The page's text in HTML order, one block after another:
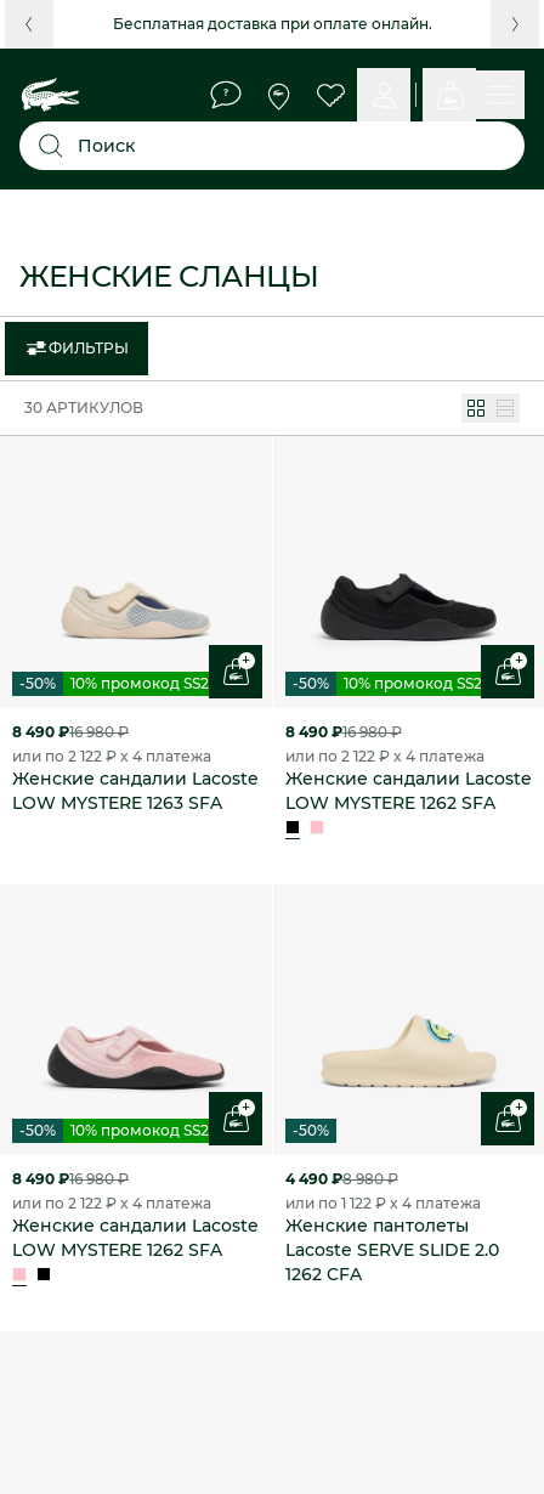
Бесплатная доставка при оплате онлайн.
Поиск
ЖЕНСКИЕ СЛАНЦЫ
ФИЛЬТРЫ
30 АРТИКУЛОВ
-50% 10% промокод SS26
+
8 490 ₽16 980 ₽
или по 2 122 ₽ x 4 платежа
Женские сандалии Lacoste
LOW MYSTERE 1263 SFA
-50% 10% промокод SS26
+
8 490 ₽16 980 ₽
или по 2 122 ₽ x 4 платежа
Женские сандалии Lacoste
LOW MYSTERE 1262 SFA
-50% 10% промокод SS26
+
8 490 ₽16 980 ₽
или по 2 122 ₽ x 4 платежа
Женские сандалии Lacoste
LOW MYSTERE 1262 SFA
-50%
+
4 490 ₽8 980 ₽
или по 1 122 ₽ x 4 платежа
Женские пантолеты
Lacoste SERVE SLIDE 2.0
1262 CFA